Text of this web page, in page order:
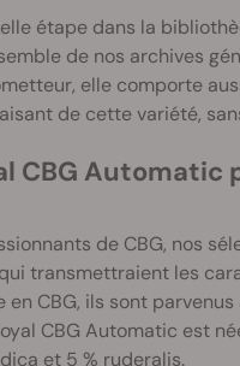
étape dans la
de nos archives
elle comporte
de cette variété,
CBG
de CBG, nos
transmettraient les
CBG, ils sont
CBG Automatic est
et 5 % ruderalis.